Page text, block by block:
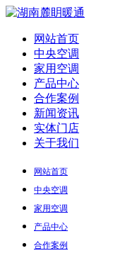
网站首页
中央空调
家用空调
产品中心
合作案例
新闻资讯
实体门店
关于我们
网站首页
中央空调
家用空调
产品中心
合作案例